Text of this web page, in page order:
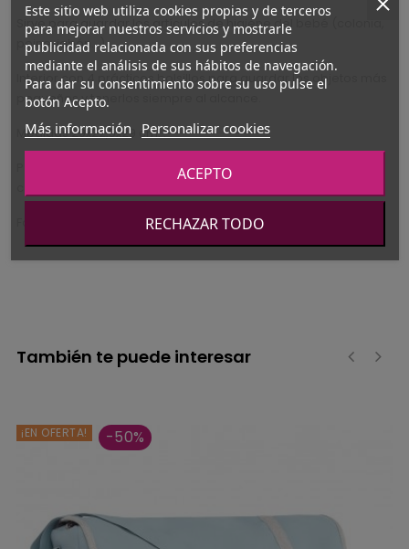
Sirve para guardar los artículos de higiene del bebé (colonia,
peine, jabón…).
Interior con 4 prácticos bolsillos para guardar los objetos más
pequeños y tenerlos siempre al alcance.
Medidas 29x22,5x29 cm. .
Presentación en papel celofán transparente hace que esta
Fabricado en España por Cambrass.
También te puede interesar
¡EN OFERTA! -50%
Este sitio web utiliza cookies propias y de terceros
para mejorar nuestros servicios y mostrarle
publicidad relacionada con sus preferencias
mediante el análisis de sus hábitos de navegación.
Para dar su consentimiento sobre su uso pulse el
botón Acepto.
Más información Personalizar cookies
RECHAZAR TODO
ACEPTO